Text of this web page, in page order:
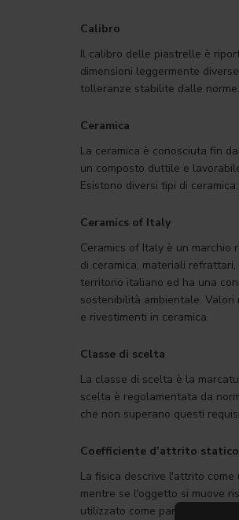
Calibro
Il calibro delle piastrelle è
dimensioni leggermente
tolleranze stabilite dalle norme.
Ceramica
La ceramica è conosciuta fin
un composto duttile e
Esistono diversi tipi di
Ceramics of Italy
Ceramics of Italy è un
di ceramica, materiali
territorio italiano ed ha una
sostenibilità ambientale.
e rivestimenti in ceramica.
Classe di scelta
La classe di scelta è la
scelta è regolamentata da
che non superano questi
Coefficiente d’attrito
La fisica descrive l'attrito
mentre se l'oggetto si muove
utilizzato come parametro per